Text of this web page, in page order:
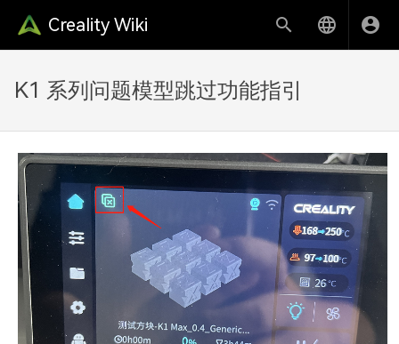
Creality Wiki
K1 系列问题模型跳过功能指引